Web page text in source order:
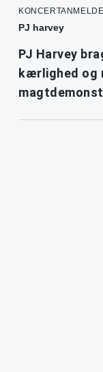
PJ harvey
PJ Harvey
kærlighed og